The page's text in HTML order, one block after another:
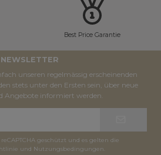
Best Price Garantie
NEWSLETTER
unseren regelmässig erscheinenden
stets unter den Ersten sein, über neue
Angebote informiert werden.
geschützt und es gelten die
und Nutzungsbedingungen